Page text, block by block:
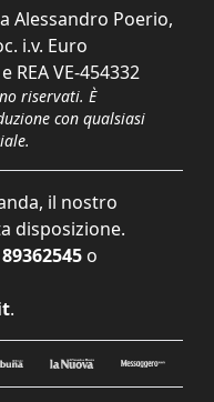
Alessandro Poerio,
i.v. Euro
REA VE-454332
riservati. È
con qualsiasi
il nostro
disposizione.
o
.